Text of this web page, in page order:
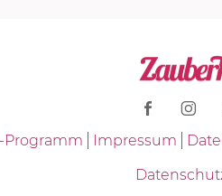
Programm Impressum